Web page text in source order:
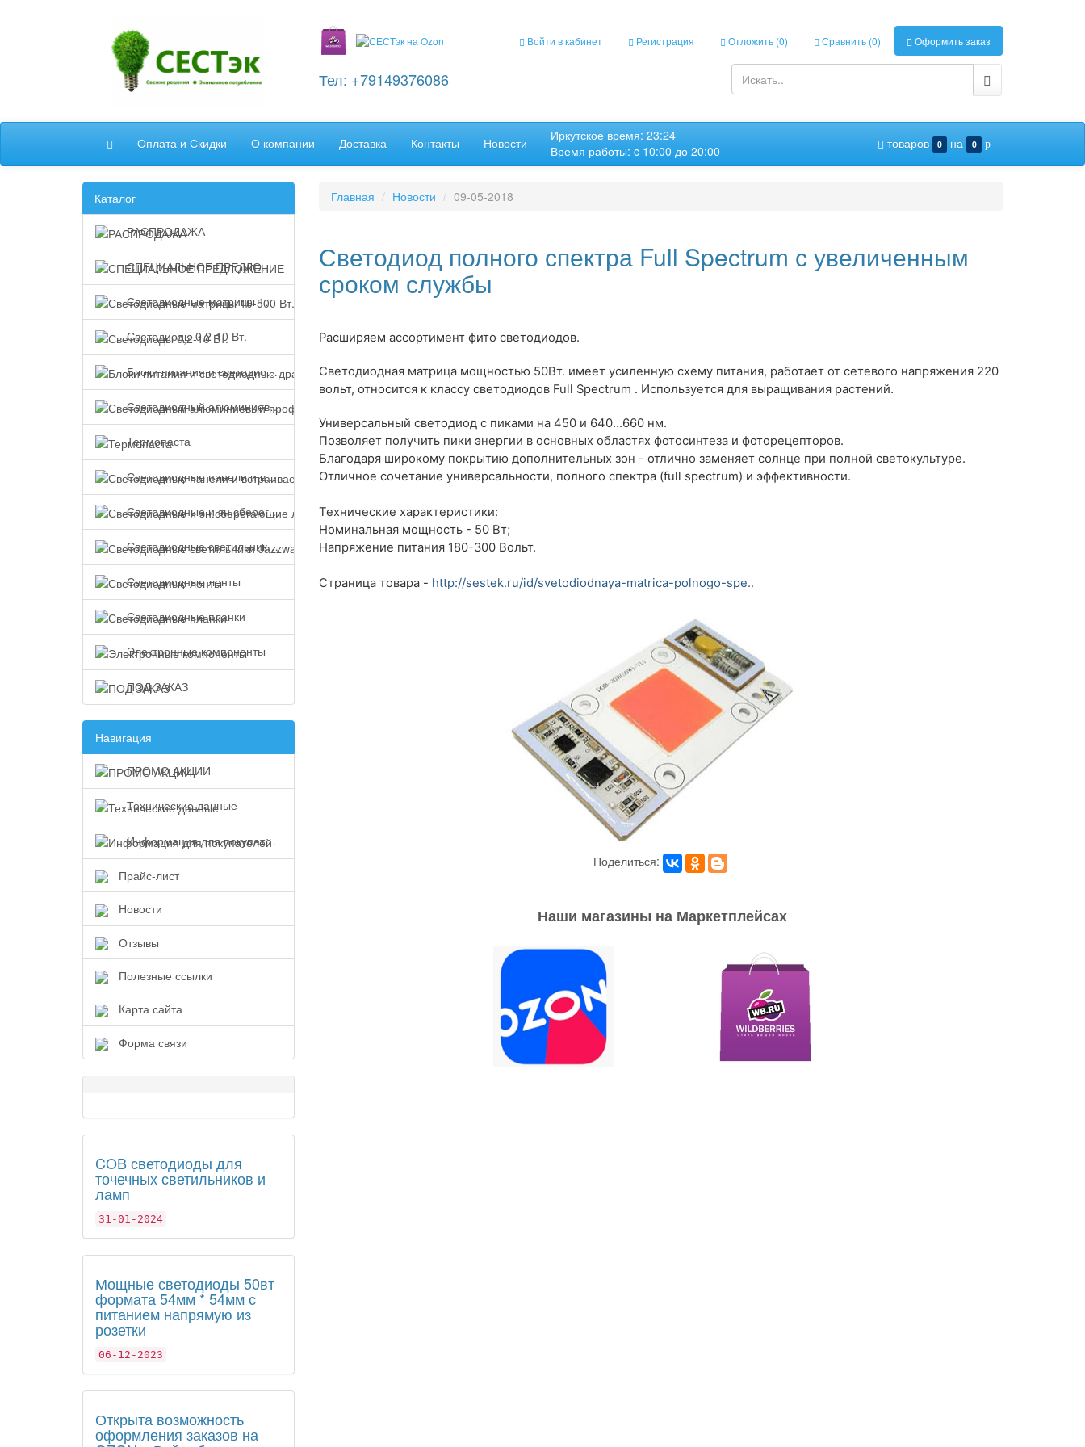
Войти в кабинет Регистрация Отложить (0) Сравнить (0) Оформить заказ
Тел: +79149376086
Оплата и Скидки О компании Доставка Контакты Новости товаров 0 на 0 p
Иркутское время: 23:24
Время работы: c 10:00 до 20:00
Каталог
РАСПРОДАЖА
СПЕЦИАЛЬНОЕ ПРЕДЛОЖЕНИЕ
Светодиодные матрицы 10-500 Вт.
Светодиоды 0,2-10 Вт.
Блоки питания и светодиодные драйверы
Светодиодный алюминиевый профиль
Термопаста
Светодиодные панели и встраиваемые светильники
Светодиодные и эн.сберегающие лампы
Светодиодные светильники Jazzway
Светодиодные ленты
Светодиодные планки
Электронные компоненты
ПОД ЗАКАЗ
Навигация
ПРОМО АКЦИИ
Технические данные
Информация для покупателей
Прайс-лист
Новости
Отзывы
Полезные ссылки
Карта сайта
Форма связи
COB светодиоды для
точечных светильников и
ламп
31-01-2024
Мощные светодиоды 50вт
формата 54мм * 54мм с
питанием напрямую из
розетки
06-12-2023
Открыта возможность
оформления заказов на
Главная Новости 09-05-2018
Светодиод полного спектра Full Spectrum с увеличенным
сроком службы
Расширяем ассортимент фито светодиодов.
Светодиодная матрица мощностью 50Вт. имеет усиленную схему питания, работает от сетевого напряжения 220
вольт, относится к классу светодиодов Full Spectrum . Используется для выращивания растений.
Универсальный светодиод с пиками на 450 и 640...660 нм.
Позволяет получить пики энергии в основных областях фотосинтеза и фоторецепторов.
Благодаря широкому покрытию дополнительных зон - отлично заменяет солнце при полной светокультуре.
Отличное сочетание универсальности, полного спектра (full spectrum) и эффективности.
Технические характеристики:
Номинальная мощность - 50 Вт;
Напряжение питания 180-300 Вольт.
Страница товара - http://sestek.ru/id/svetodiodnaya-matrica-polnogo-spe..
Поделиться:
Наши магазины на Маркетплейсах